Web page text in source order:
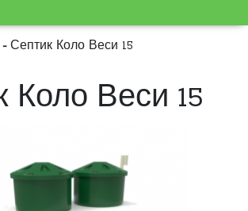
Септик Коло Веси 15
Коло Веси 15